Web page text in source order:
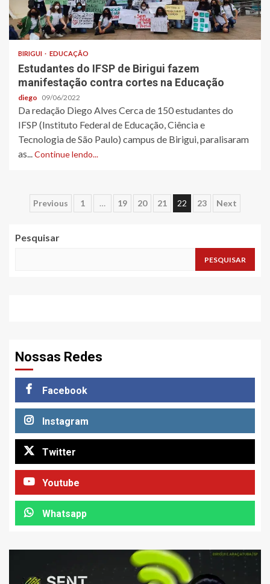
BIRIGUI EDUCAÇÃO
Estudantes do IFSP de Birigui fazem
manifestação contra cortes na Educação
diego 09/06/2022
Da redação Diego Alves Cerca de 150 estudantes do
IFSP (Instituto Federal de Educação, Ciência e
Tecnologia de São Paulo) campus de Birigui, paralisaram
as...Continue lendo...
Paginação
de
Previous 1 … 19 20 21 22 23 Next
Pesquisar
PESQUISAR
Nossas Redes
Facebook
Instagram
Twitter
Youtube
Whatsapp